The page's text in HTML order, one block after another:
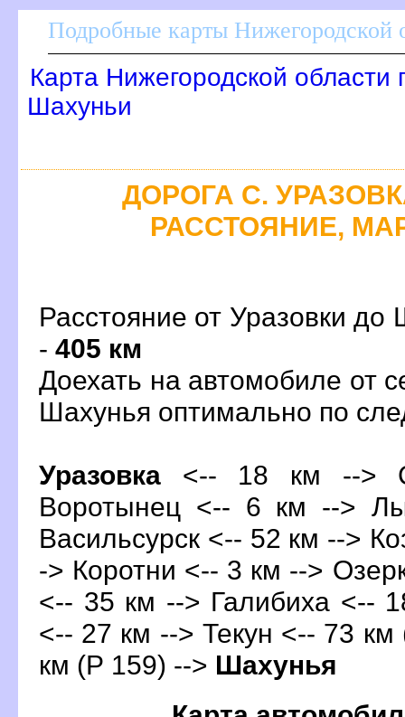
Подробные карты Нижегородской
Карта Нижегородской области
Шахуньи
ДОРОГА С.
РАССТОЯНИЕ,
Расстояние от Уразовки до
- 405 км
Доехать на автомобиле от
Шахунья оптимально по
Уразовка <-- 18 км -->
оротынец <-- 6 км -->
асильсурск <-- 52 км -->
-> Коротни <-- 3 км -->
<-- 35 км --> Галибиха <--
<-- 27 км --> Текун <-- 73
км (Р 159) --> Шахунья